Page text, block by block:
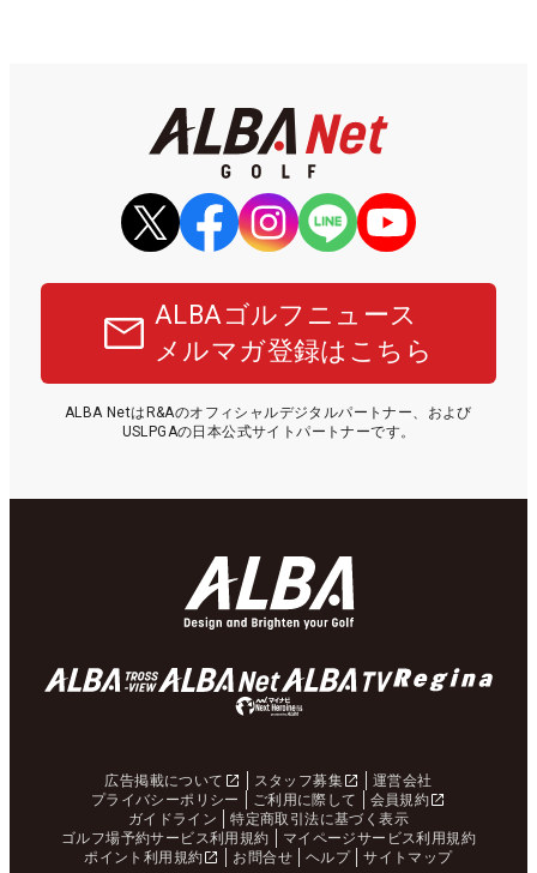
ALBAゴルフニュース
メルマガ登録はこちら
ALBA NetはR&Aのオフィシャルデジタルパートナー、および
USLPGAの日本公式サイトパートナーです。
広告掲載について スタッフ募集
運営会社
プライバシーポリシー
ご利用に際して
会員規約
ガイドライン
特定商取引法に基づく表示
ゴルフ場予約サービス利用規約
マイページサービス利用規約
ポイント利用規約
お問合せ ヘルプ サイトマップ